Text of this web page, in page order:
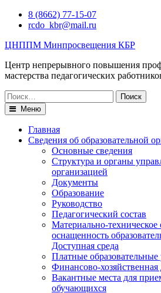
Перейти8 (8662) 77-15-07
rcdo_kbr@mail.ru
ЦНППМ Минпросвещения КБР
Центр непрерывного повышения
мастерства педагогических
Искать:
Меню
Главная
Сведения об образовательной
Основные сведения
Структура и органы
организацией
Документы
Образование
Руководство
Педагогический состав
Материально-техническое
оснащенность
Доступная среда
Платные образовательные
Финансово-хозяйственная
Вакантные места для
обучающихся